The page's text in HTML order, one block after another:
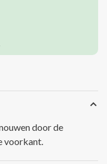
door de
voorkant.